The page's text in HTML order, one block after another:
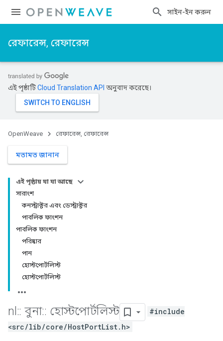
সাইন-ইন করুন
রেফারেন্স, রেফারেন্স
এই পৃষ্ঠাটিCloud Translation API অনুবাদ করেছে।
OpenWeave রেফারেন্স, রেফারেন্স
মতামত জানান
এই পৃষ্ঠায় যা যা আছে
সারাংশ
কনস্ট্রাক্টর এবং ডেস্ট্রাক্টর
পাবলিক ফাংশন
পাবলিক ফাংশন
পরিষ্কার
পান
হোস্টপোর্টলিস্ট
হোস্টপোর্টলিস্ট
nl :: বুনা:: হোস্টপোর্টলিস্ট
#include
<src/lib/core/HostPortList.h>